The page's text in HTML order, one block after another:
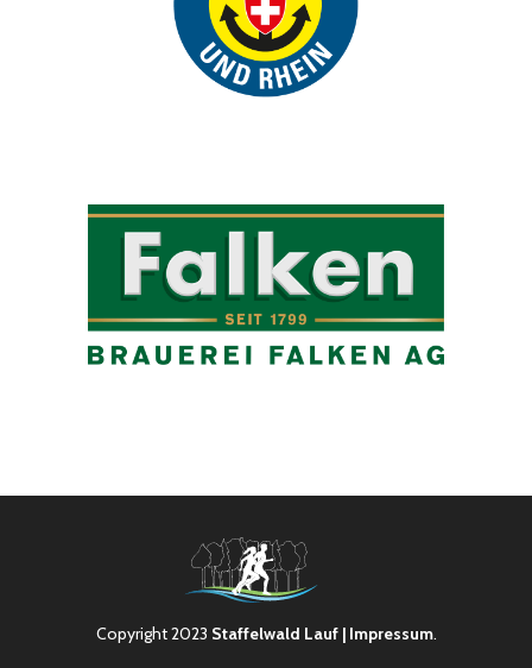
Copyright 2023 Staffelwald Lauf| Impressum.